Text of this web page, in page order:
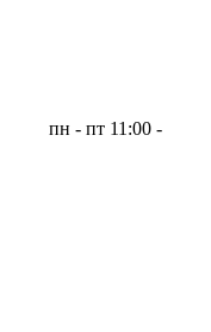
пн - пт 11:00 -